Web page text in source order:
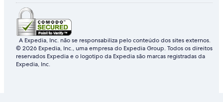
o
l
a
c
h
&
K
a
y
o
k
i
n
g
S
t
A Expedia, Inc. não se responsabiliza pelo conteúdo dos sites externos.
© 2026 Expedia, Inc., uma empresa do Expedia Group. Todos os direitos
reservados Expedia e o logotipo da Expedia são marcas registradas da
Expedia, Inc.